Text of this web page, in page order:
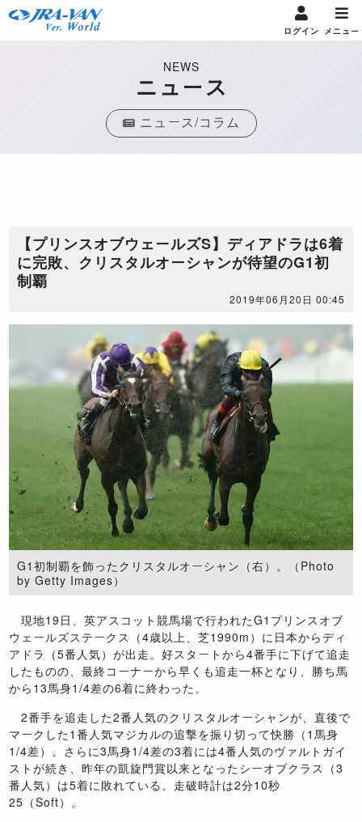
ログイン メニュー
NEWS
ニュース
ニュース/コラム
【プリンスオブウェールズS】ディアドラは6着
に完敗、クリスタルオーシャンが待望のG1初
制覇
2019年06月20日 00:45
G1初制覇を飾ったクリスタルオーシャン（右）。（Photo
by Getty Images）
現地19日、英アスコット競馬場で行われたG1プリンスオブ
ウェールズステークス（4歳以上、芝1990m）に日本からディ
アドラ（5番人気）が出走。好スタートから4番手に下げて追走
したものの、最終コーナーから早くも追走一杯となり、勝ち馬
から13馬身1/4差の6着に終わった。
2番手を追走した2番人気のクリスタルオーシャンが、直後で
マークした1番人気マジカルの追撃を振り切って快勝（1馬身
1/4差）。さらに3馬身1/4差の3着には4番人気のヴァルトガイ
ストが続き、昨年の凱旋門賞以来となったシーオブクラス（3
番人気）は5着に敗れている。走破時計は2分10秒
25（Soft）。